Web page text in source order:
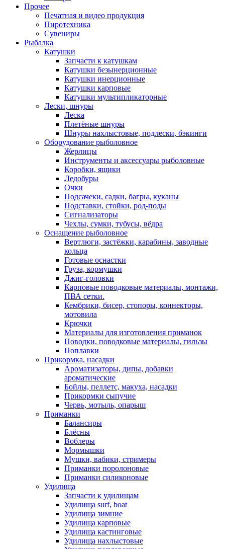
Прочее
Печатная и видео продукция
Пиротехника
Сувениры
Рыбалка
Катушки
Запчасти к катушкам
Катушки безынерционные
Катушки инерционные
Катушки карповые
Катушки мультипликаторные
Лески, шнуры
Леска
Плетёные шнуры
Шнуры нахлыстовые, подлески, бэкинги
Оборудование рыболовное
Жерлицы
Инструменты и аксессуары рыболовные
Коробки, ящики
Ледобуры
Очки
Подсачеки, садки, багры, куканы
Подставки, стойки, род-поды
Сигнализаторы
Чехлы, сумки, тубусы, вёдра
Оснащение рыболовное
Вертлюги, застёжки, карабины, заводные
кольца
Готовые оснастки
Груза, кормушки
Джиг-головки
Карповые поводковые материалы, монтажи,
ПВА сетки.
Кембрики, бисер, стопоры, коннекторы,
мотовила
Крючки
Материалы для изготовления приманок
Поводки, поводковые материалы, гильзы
Поплавки
Прикормка, насадки
Ароматизаторы, дипы, добавки
ароматические
Бойлы, пеллетс, макуха, насадки
Прикормки сыпучие
Червь, мотыль, опарыш
Приманки
Балансиры
Блёсны
Воблеры
Мормышки
Мушки, вабики, стримеры
Приманки поролоновые
Приманки силиконовые
Удилища
Запчасти к удилищам
Удилища surf, boat
Удилища зимние
Удилища карповые
Удилища кастинговые
Удилища нахлыстовые